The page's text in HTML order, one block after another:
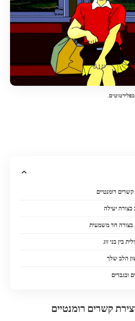
רומנטיים
יעילה
בצורה חד משמעית
בין בני זוג
הלב שלך
ובגברים
קשרים רומנטיים